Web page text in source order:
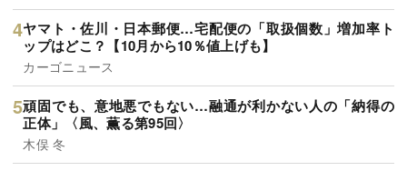
ヤマト・佐川・日本郵便…宅配便の「取扱個数」増加率ト
ップはどこ？【10月から10％値上げも】
カーゴニュース
頑固でも、意地悪でもない…融通が利かない人の「納得の
正体」〈風、薫る第95回〉
木俣 冬